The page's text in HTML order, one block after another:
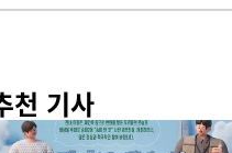
천 기사